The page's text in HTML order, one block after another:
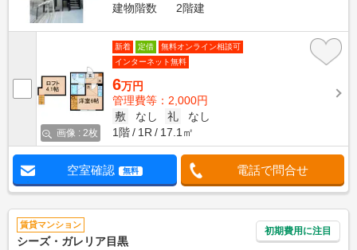
建物階数
2階建
画像 : 2枚
新着 定借
無料オンライン相談可
インターネット無料
6万円
管理費等：2,000円
敷
なし 礼
なし
1階
1R 17.1㎡
空室確認 無料 電話で問合せ
賃貸マンション
シーズ・ガレリア目黒
初期費用に注目